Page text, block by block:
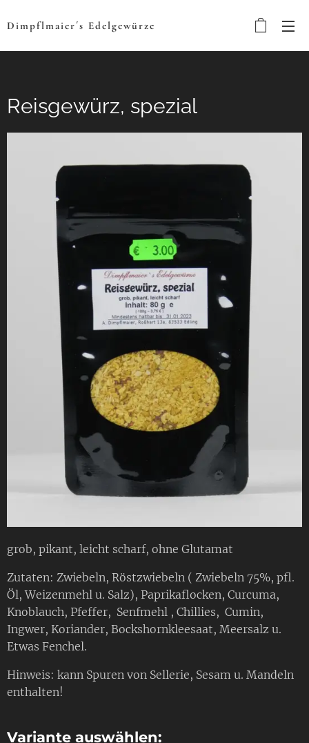
Dimpflmaier´s Edelgewürze
Reisgewürz, spezial
grob, pikant, leicht scharf, ohne Glutamat
Zutaten: Zwiebeln, Röstzwiebeln ( Zwiebeln 75%, pfl.
Öl, Weizenmehl u. Salz), Paprikaflocken, Curcuma,
Knoblauch, Pfeffer, Senfmehl , Chillies, Cumin,
Ingwer, Koriander, Bockshornkleesaat, Meersalz u.
Etwas Fenchel.
Hinweis: kann Spuren von Sellerie, Sesam u. Mandeln
enthalten!
Variante auswählen: